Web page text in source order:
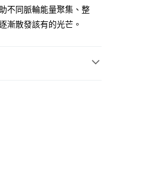
不同脈輪能量聚集、整
漸散發該有的光芒。